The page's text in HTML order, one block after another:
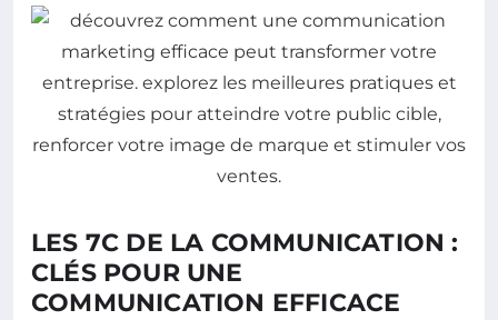
LES 7C DE LA COMMUNICATION :
CLÉS POUR UNE
COMMUNICATION EFFICACE